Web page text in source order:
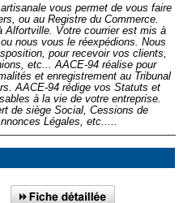
vous permet de vous faire
ou au Registre du Commerce.
Alfortville. Votre courrier est mis à
nous vous le réexpédions. Nous
pour recevoir vos clients,
etc... AACE-94 réalise pour
et enregistrement au Tribunal
AACE-94 rédige vos Statuts et
à la vie de votre entreprise.
de siège Social, Cessions de
Légales, etc.....